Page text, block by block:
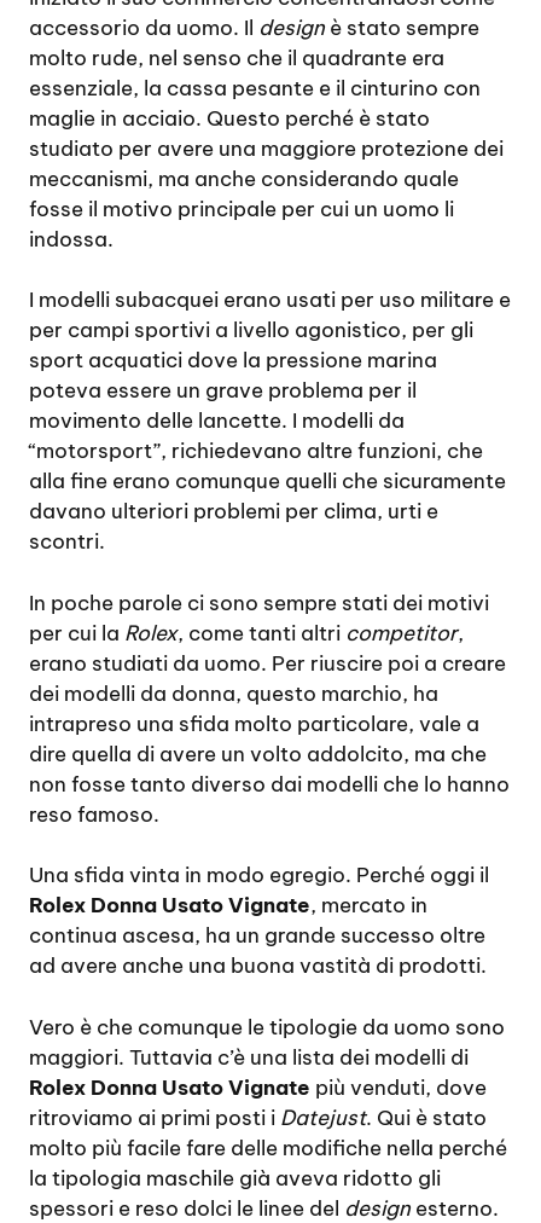
accessorio da uomo. Il design è stato sempre
molto rude, nel senso che il quadrante era
essenziale, la cassa pesante e il cinturino con
maglie in acciaio. Questo perché è stato
studiato per avere una maggiore protezione dei
meccanismi, ma anche considerando quale
fosse il motivo principale per cui un uomo li
indossa.
I modelli subacquei erano usati per uso militare e
per campi sportivi a livello agonistico, per gli
sport acquatici dove la pressione marina
poteva essere un grave problema per il
movimento delle lancette. I modelli da
“motorsport”, richiedevano altre funzioni, che
alla fine erano comunque quelli che sicuramente
davano ulteriori problemi per clima, urti e
scontri.
In poche parole ci sono sempre stati dei motivi
per cui la Rolex, come tanti altri competitor,
erano studiati da uomo. Per riuscire poi a creare
dei modelli da donna, questo marchio, ha
intrapreso una sfida molto particolare, vale a
dire quella di avere un volto addolcito, ma che
non fosse tanto diverso dai modelli che lo hanno
reso famoso.
Una sfida vinta in modo egregio. Perché oggi il
Rolex Donna Usato Vignate, mercato in
continua ascesa, ha un grande successo oltre
ad avere anche una buona vastità di prodotti.
Vero è che comunque le tipologie da uomo sono
maggiori. Tuttavia c’è una lista dei modelli di
Rolex Donna Usato Vignate più venduti, dove
ritroviamo ai primi posti i Datejust. Qui è stato
molto più facile fare delle modifiche nella perché
la tipologia maschile già aveva ridotto gli
spessori e reso dolci le linee del design esterno.